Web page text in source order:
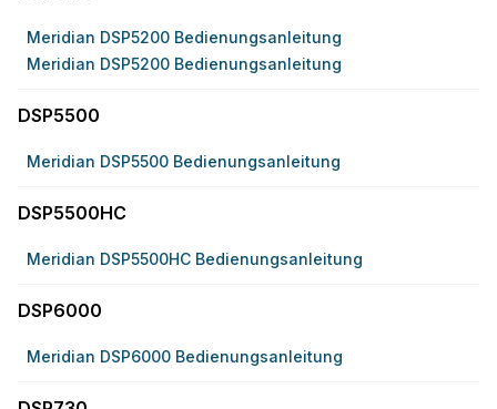
Meridian DSP5200 Bedienungsanleitung
Meridian DSP5200 Bedienungsanleitung
DSP5500
Meridian DSP5500 Bedienungsanleitung
DSP5500HC
Meridian DSP5500HC Bedienungsanleitung
DSP6000
Meridian DSP6000 Bedienungsanleitung